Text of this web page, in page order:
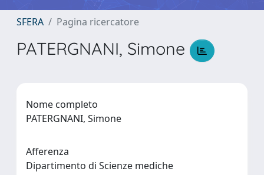
SFERA Pagina ricercatore
PATERGNANI, Simone
Nome completo
PATERGNANI, Simone
Afferenza
Dipartimento di Scienze mediche